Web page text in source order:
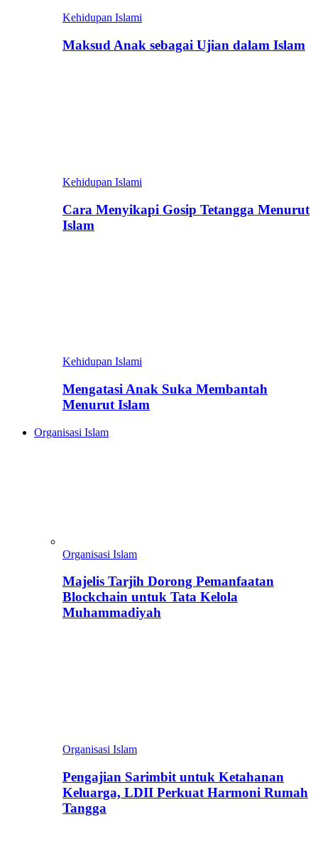
Kehidupan Islami
Maksud Anak sebagai Ujian dalam Islam
Kehidupan Islami
Cara Menyikapi Gosip Tetangga Menurut
Islam
Kehidupan Islami
Mengatasi Anak Suka Membantah
Menurut Islam
Organisasi Islam
Organisasi Islam
Majelis Tarjih Dorong Pemanfaatan
Blockchain untuk Tata Kelola
Muhammadiyah
Organisasi Islam
Pengajian Sarimbit untuk Ketahanan
Keluarga, LDII Perkuat Harmoni Rumah
Tangga